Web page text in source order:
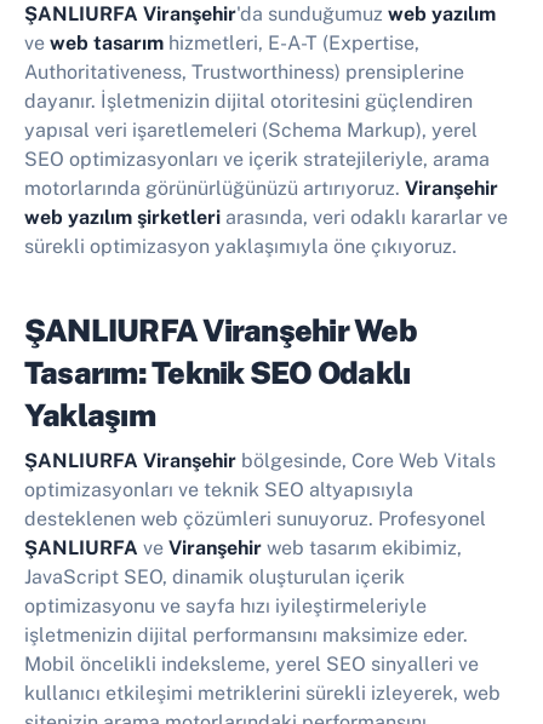
ŞANLIURFA Viranşehir'da sunduğumuz web yazılım
ve web tasarım hizmetleri, E-A-T (Expertise,
Authoritativeness, Trustworthiness) prensiplerine
dayanır. İşletmenizin dijital otoritesini güçlendiren
yapısal veri işaretlemeleri (Schema Markup), yerel
SEO optimizasyonları ve içerik stratejileriyle, arama
motorlarında görünürlüğünüzü artırıyoruz. Viranşehir
web yazılım şirketleri arasında, veri odaklı kararlar ve
sürekli optimizasyon yaklaşımıyla öne çıkıyoruz.
ŞANLIURFA Viranşehir Web
Tasarım: Teknik SEO Odaklı
Yaklaşım
ŞANLIURFA Viranşehir bölgesinde, Core Web Vitals
optimizasyonları ve teknik SEO altyapısıyla
desteklenen web çözümleri sunuyoruz. Profesyonel
ŞANLIURFA ve Viranşehir web tasarım ekibimiz,
JavaScript SEO, dinamik oluşturulan içerik
optimizasyonu ve sayfa hızı iyileştirmeleriyle
işletmenizin dijital performansını maksimize eder.
Mobil öncelikli indeksleme, yerel SEO sinyalleri ve
kullanıcı etkileşimi metriklerini sürekli izleyerek, web